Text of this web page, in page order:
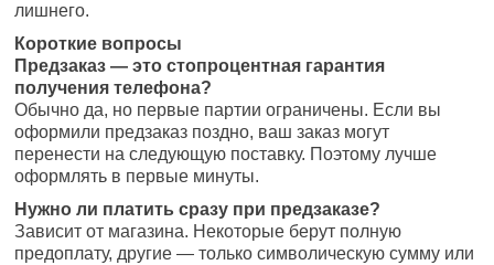
лишнего.
Короткие вопросы
Предзаказ — это стопроцентная гарантия
получения телефона?
Обычно да, но первые партии ограничены. Если вы
оформили предзаказ поздно, ваш заказ могут
перенести на следующую поставку. Поэтому лучше
оформлять в первые минуты.
Нужно ли платить сразу при предзаказе?
Зависит от магазина. Некоторые берут полную
предоплату, другие — только символическую сумму или